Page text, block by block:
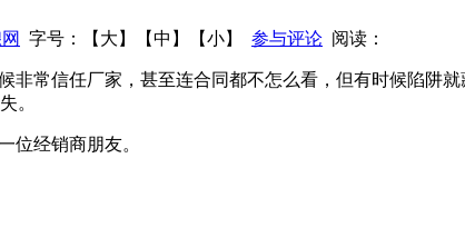
作步骤字号：【 大 】【中 】【小】 参与评论 阅读：
非常信任厂家，甚至连合同都不怎么看，但有时候陷阱
。
位经销商朋友。